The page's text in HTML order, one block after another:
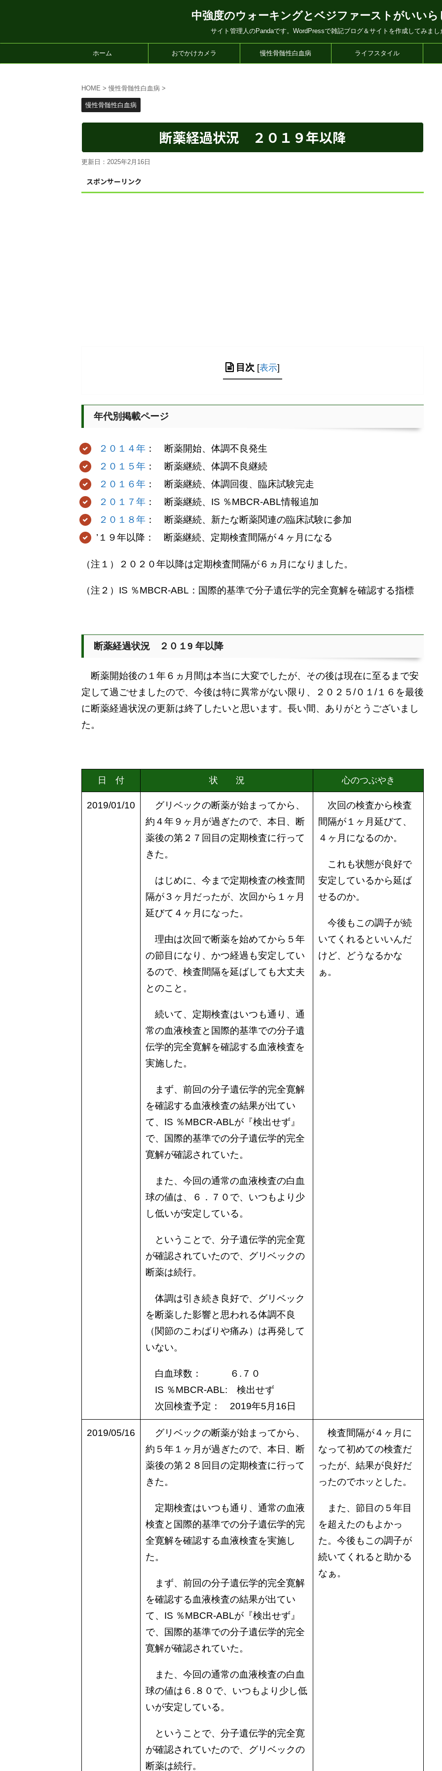
中強度のウォーキングとベジファーストがいいら
サイト管理人のPandaです。WordPressで雑記ブログ＆サイトを作成してみまし
ホーム おでかけカメラ 慢性骨髄性白血病 ライフスタイル
HOME > 慢性骨髄性白血病 >
慢性骨髄性白血病
断薬経過状況 ２０１９年以降
更新日： 2025年2月16日
スポンサーリンク
目次 [表示]
年代別掲載ページ
２０１４年 ： 断薬開始、体調不良発生
２０１５年 ： 断薬継続、体調不良継続
２０１６年 ： 断薬継続、体調回復、臨床試験完走
２０１７年 ： 断薬継続、IS ％MBCR-ABL情報追加
２０１８年 ： 断薬継続、新たな断薬関連の臨床試験に参加
’１９年以降： 断薬継続、定期検査間隔が４ヶ月になる
（注１）２０２０年以降は定期検査間隔が６ヵ月になりました。
（注２）IS ％MBCR-ABL：国際的基準で分子遺伝学的完全寛解を確認する指標
断薬経過状況 ２０１9 年以降
断薬開始後の１年６ヵ月間は本当に大変でしたが、その後は現在に至るまで安
定して過ごせましたので、今後は特に異常がない限り、２０２５/０１/１６を最後
に断薬経過状況の更新は終了したいと思います。長い間、ありがとうございまし
た。
日 付 状 況 心のつぶやき
2019/01/10
グリベックの断薬が始まってから、
約４年９ヶ月が過ぎたので、本日、断
薬後の第２７回目の定期検査に行って
きた。
はじめに、今まで定期検査の検査間
隔が３ヶ月だったが、次回から１ヶ月
延びて４ヶ月になった。
理由は次回で断薬を始めてから５年
の節目になり、かつ経過も安定してい
るので、検査間隔を延ばしても大丈夫
とのこと。
続いて、定期検査はいつも通り、通
常の血液検査と国際的基準での分子遺
伝学的完全寛解を確認する血液検査を
実施した。
まず、前回の分子遺伝学的完全寛解
を確認する血液検査の結果が出てい
て、IS ％MBCR-ABLが『検出せず』
で、国際的基準での分子遺伝学的完全
寛解が確認されていた。
また、今回の通常の血液検査の白血
球の値は、６．７０で、いつもより少
し低いが安定している。
ということで、分子遺伝学的完全寛
が確認されていたので、グリベックの
断薬は続行。
体調は引き続き良好で、グリベック
を断薬した影響と思われる体調不良
（関節のこわばりや痛み）は再発して
いない。
白血球数： ６.７０
IS ％MBCR-ABL: 検出せず
次回検査予定： 2019年5月16日
次回の検査から検査
間隔が１ヶ月延びて、
４ヶ月になるのか。
これも状態が良好で
安定しているから延ば
せるのか。
今後もこの調子が続
いてくれるといいんだ
けど、どうなるかな
ぁ。
2019/05/16
グリベックの断薬が始まってから、
約５年１ヶ月が過ぎたので、本日、断
薬後の第２８回目の定期検査に行って
きた。
定期検査はいつも通り、通常の血液
検査と国際的基準での分子遺伝学的完
全寛解を確認する血液検査を実施し
た。
まず、前回の分子遺伝学的完全寛解
を確認する血液検査の結果が出てい
て、IS ％MBCR-ABLが『検出せず』
で、国際的基準での分子遺伝学的完全
寛解が確認されていた。
また、今回の通常の血液検査の白血
球の値は６.８０で、いつもより少し低
いが安定している。
ということで、分子遺伝学的完全寛
が確認されていたので、グリベックの
断薬は続行。
検査間隔が４ヶ月に
なって初めての検査だ
ったが、結果が良好だ
ったのでホッとした。
また、節目の５年目
を超えたのもよかっ
た。今後もこの調子が
続いてくれると助かる
なぁ。